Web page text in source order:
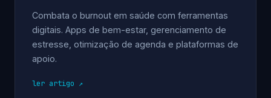
Combata o burnout em saúde com ferramentas
digitais. Apps de bem-estar, gerenciamento de
estresse, otimização de agenda e plataformas de
apoio.
ler artigo